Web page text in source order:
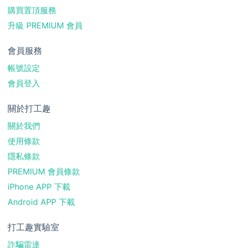
購買置頂服務
升級 PREMIUM 會員
會員服務
帳號設定
會員登入
關於打工趣
關於我們
使用條款
隱私條款
PREMIUM 會員條款
iPhone APP 下載
Android APP 下載
打工趣實驗室
詐騙雷達